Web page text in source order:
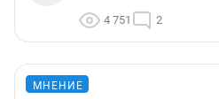
4 751 2
МНЕНИЕ